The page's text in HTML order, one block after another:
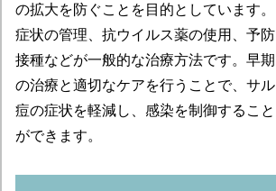
の拡大を防ぐことを目的としています。
症状の管理、抗ウイルス薬の使用、予防
接種などが一般的な治療方法です。早期
の治療と適切なケアを行うことで、サル
痘の症状を軽減し、感染を制御すること
ができます。